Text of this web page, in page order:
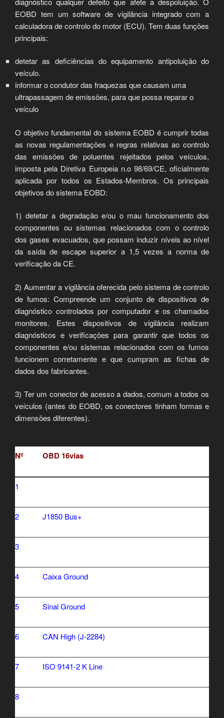
EOBD tem um software de vigilância integrado com a
calculadora de controlo do motor (ECU). Tem duas funções
principais:
detetar as deficiências do equipamento antipoluição do
veículo.
informar o condutor das fraquezas que causam uma
ultrapassagem de emissões, para que possa reparar o
veículo
O objetivo fundamental do sistema EOBD é cumprir todas
as novas regulamentações e regras relativas ao controlo
das emissões de poluentes rejeitados pelos veículos,
imposta pela Diretiva Europeia n.o 98/69/CE, oficialmente
aplicada por todos os Estados-Membros. Os principais
objetivos do sistema EOBD:
1) detetar a degradação e/ou o mau funcionamento dos
componentes ou sistemas relacionados com o controlo
dos gases evacuados, que possam induzir níveis ao nível
da saída de escape superior a 1,5 vezes a norma de
verificação da CE.
2) Aumentar a vigilância oferecida pelo sistema de controlo
de fumos: Compreende um conjunto de dispositivos de
diagnóstico controlados por computador e os chamados
monitores. Estes dispositivos de vigilância realizam
diagnósticos e verificações para garantir que todos os
componentes e/ou sistemas relacionados com os fumos
funcionem corretamente e que cumpram as fichas de
dados dos fabricantes.
3) Ter um conector de acesso a dados, comum a todos os
veículos (antes do EOBD, os conectores tinham formas e
dimensões diferentes).
Nº OBD 16vias
1
2 J1850 Bus+
3
4 Caixa Ground
5 Sinal Ground
6 CAN High (J-2284)
7 ISO 9141-2 K Line
8